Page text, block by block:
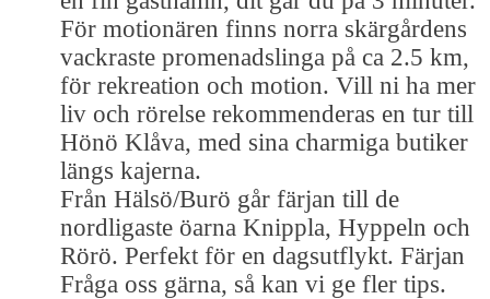
För motionären finns norra skärgårdens
vackraste promenadslinga på ca 2.5 km,
för rekreation och motion. Vill ni ha mer
liv och rörelse rekommenderas en tur till
Hönö Klåva, med sina charmiga butiker
längs kajerna.
Från Hälsö/Burö går färjan till de
nordligaste öarna Knippla, Hyppeln och
Rörö. Perfekt för en dagsutflykt. Färjan
Fråga oss gärna, så kan vi ge fler tips.